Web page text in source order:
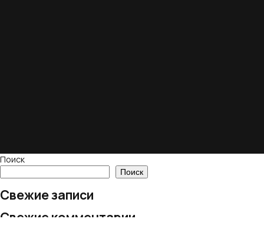
Поиск
Поиск
Свежие записи
Свежие комментарии